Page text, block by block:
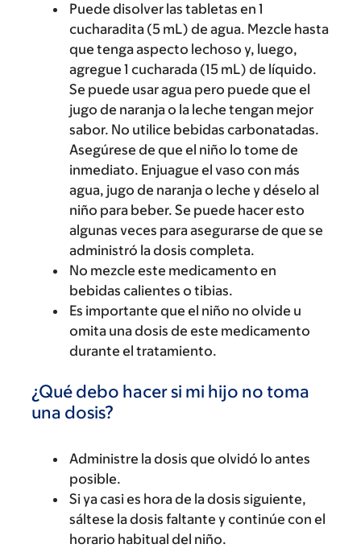
Puede disolver las tabletas en 1
cucharadita (5 mL) de agua. Mezcle hasta
que tenga aspecto lechoso y, luego,
agregue 1 cucharada (15 mL) de líquido.
Se puede usar agua pero puede que el
jugo de naranja o la leche tengan mejor
sabor. No utilice bebidas carbonatadas.
Asegúrese de que el niño lo tome de
inmediato. Enjuague el vaso con más
agua, jugo de naranja o leche y déselo al
niño para beber. Se puede hacer esto
algunas veces para asegurarse de que se
administró la dosis completa.
No mezcle este medicamento en
bebidas calientes o tibias.
Es importante que el niño no olvide u
omita una dosis de este medicamento
durante el tratamiento.
¿Qué debo hacer si mi hijo no toma
una dosis?
Administre la dosis que olvidó lo antes
posible.
Si ya casi es hora de la dosis siguiente,
sáltese la dosis faltante y continúe con el
horario habitual del niño.